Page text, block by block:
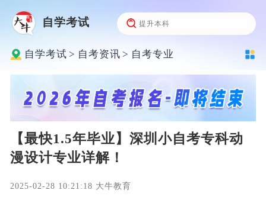
自学考试
自学考试 > 自考资讯 > 自考专业
【最快1.5年毕业】深圳小自考专科动
漫设计专业详解！
2025-02-28 10:21:18 大牛教育